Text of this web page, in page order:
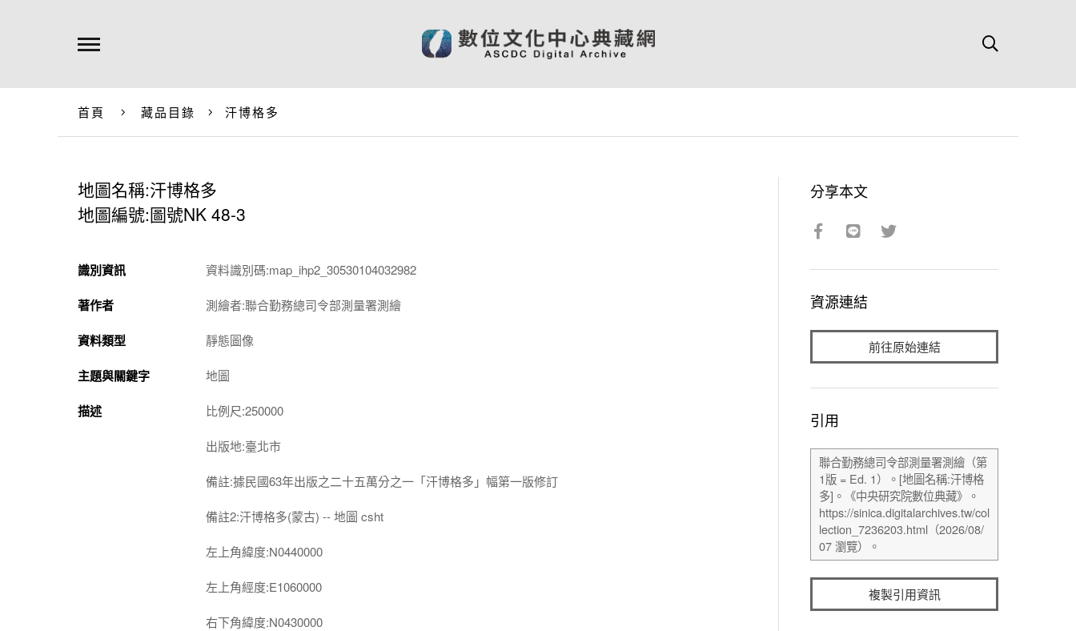
首頁 藏品目錄 汗博格多
地圖名稱:汗博格多
地圖編號:圖號NK 48-3
識別資訊 資料識別碼:map_ihp2_30530104032982
著作者 測繪者:聯合勤務總司令部測量署測繪
資料類型 靜態圖像
主題與關鍵字 地圖
描述 比例尺:250000
出版地:臺北市
備註:據民國63年出版之二十五萬分之一「汗博格多」幅第一版修訂
備註2:汗博格多(蒙古) -- 地圖 csht
左上角緯度:N0440000
左上角經度:E1060000
右下角緯度:N0430000
分享本文
資源連結
前往原始連結
引用
複製引用資訊